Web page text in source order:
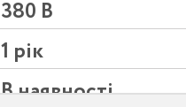
380 В
1 рік
В наявності